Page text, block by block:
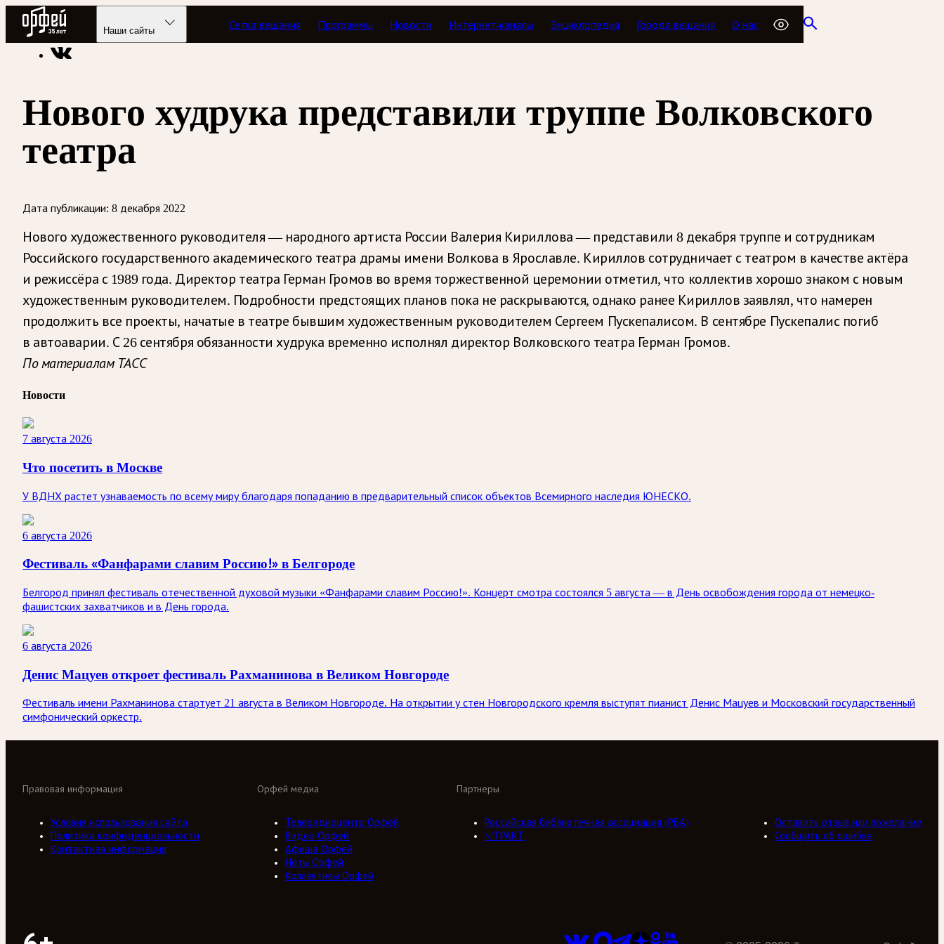
Радио Орфей
Наши сайты Сетка вещания Программы Новости Интернет-каналы Энциклопедия Города вещания О нас
Радио классической музыки «Орфей» Новости
Нового худрука представили труппе Волковского
театра
Дата публикации: 8 декабря 2022
Нового художественного руководителя — народного артиста России Валерия Кириллова — представили 8 декабря труппе и сотрудникам
Российского государственного академического театра драмы имени Волкова в Ярославле. Кириллов сотрудничает с театром в качестве актёра
и режиссёра с 1989 года. Директор театра Герман Громов во время торжественной церемонии отметил, что коллектив хорошо знаком с новым
художественным руководителем. Подробности предстоящих планов пока не раскрываются, однако ранее Кириллов заявлял, что намерен
продолжить все проекты, начатые в театре бывшим художественным руководителем Сергеем Пускепалисом. В сентябре Пускепалис погиб
в автоаварии. С 26 сентября обязанности худрука временно исполнял директор Волковского театра Герман Громов.
По материалам ТАСС
Новости
7 августа 2026
Что посетить в Москве
У ВДНХ растет узнаваемость по всему миру благодаря попаданию в предварительный список объектов Всемирного наследия ЮНЕСКО.
6 августа 2026
Фестиваль «Фанфарами славим Россию!» в Белгороде
Белгород принял фестиваль отечественной духовой музыки «Фанфарами славим Россию!». Концерт смотра состоялся 5 августа — в День освобождения города от немецко-
фашистских захватчиков и в День города.
6 августа 2026
Денис Мацуев откроет фестиваль Рахманинова в Великом Новгороде
Фестиваль имени Рахманинова стартует 21 августа в Великом Новгороде. На открытии у стен Новгородского кремля выступят пианист Денис Мацуев и Московский государственный
симфонический оркестр.
Орфей медиа
Телерадиоцентр Орфей
Видео Орфей
Афиша Орфей
Ноты Орфей
Коллективы Орфей
Партнеры
Российская библиотечная ассоциация (РБА)
///ТРАКТ
Правовая информация
Условия использования сайта
Политика конфиденциальности
Контактная информация
Оставить отзыв или пожелание
Сообщить об ошибке